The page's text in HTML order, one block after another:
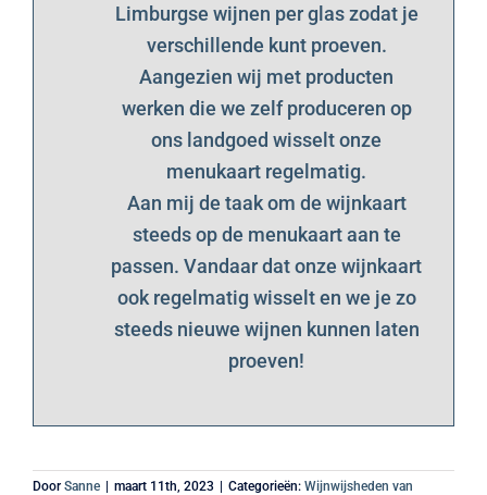
Limburgse wijnen per glas zodat je
verschillende kunt proeven.
Aangezien wij met producten
werken die we zelf produceren op
ons landgoed wisselt onze
menukaart regelmatig.
Aan mij de taak om de wijnkaart
steeds op de menukaart aan te
passen. Vandaar dat onze wijnkaart
ook regelmatig wisselt en we je zo
steeds nieuwe wijnen kunnen laten
proeven!
Door Sanne | maart 11th, 2023 | Categorieën: Wijnwijsheden van